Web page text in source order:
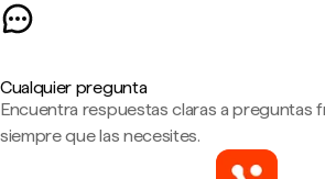
Cualquier pregunta
Encuentra respuestas claras a preguntas
siempre que las necesites.